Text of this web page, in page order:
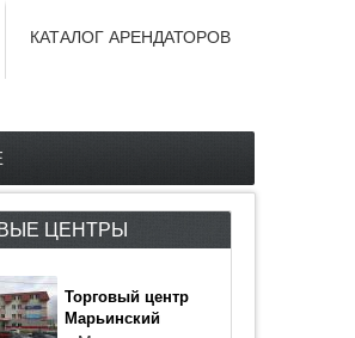
КАТАЛОГ АРЕНДАТОРОВ
ЦЕНТРЫ
Торговый центр
Марьинский